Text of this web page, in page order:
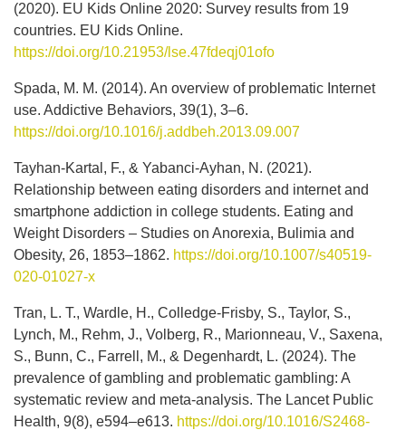
(2020). EU Kids Online 2020: Survey results from 19
countries. EU Kids Online.
https://doi.org/10.21953/lse.47fdeqj01ofo
Spada, M. M. (2014). An overview of problematic Internet
use. Addictive Behaviors, 39(1), 3–6.
https://doi.org/10.1016/j.addbeh.2013.09.007
Tayhan-Kartal, F., & Yabanci-Ayhan, N. (2021).
Relationship between eating disorders and internet and
smartphone addiction in college students. Eating and
Weight Disorders – Studies on Anorexia, Bulimia and
Obesity, 26, 1853–1862. https://doi.org/10.1007/s40519-
020-01027-x
Tran, L. T., Wardle, H., Colledge-Frisby, S., Taylor, S.,
Lynch, M., Rehm, J., Volberg, R., Marionneau, V., Saxena,
S., Bunn, C., Farrell, M., & Degenhardt, L. (2024). The
prevalence of gambling and problematic gambling: A
systematic review and meta-analysis. The Lancet Public
Health, 9(8), e594–e613. https://doi.org/10.1016/S2468-